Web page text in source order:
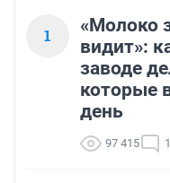
1
«Молоко
видит»:
заводе
которые
день
97 415